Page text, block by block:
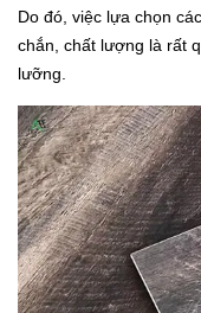
Do đó, việc lựa chọn
chắn, chất lượng là rất
lưỡng.